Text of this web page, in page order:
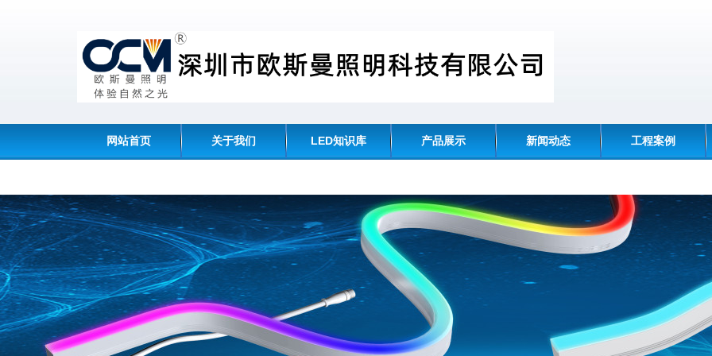
网站首页 关于我们 LED知识库 产品展示 新闻动态 工程案例